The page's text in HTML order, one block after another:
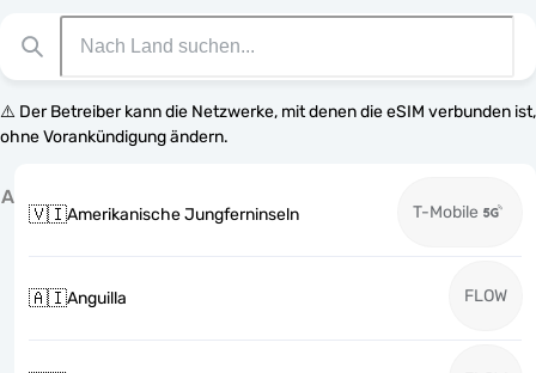
⚠️ Der Betreiber kann die Netzwerke, mit denen die eSIM verbunden ist,
ohne Vorankündigung ändern.
A
🇻🇮Amerikanische Jungferninseln T-Mobile
🇦🇮Anguilla FLOW